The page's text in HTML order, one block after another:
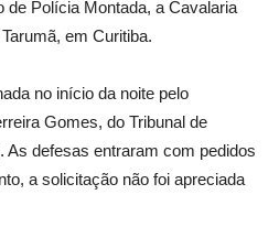
de Polícia Montada, a Cavalaria
em Curitiba.
no início da noite pelo
Gomes, do Tribunal de
As defesas entraram com pedidos
a solicitação não foi apreciada